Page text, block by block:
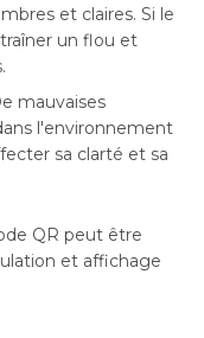
et claires. Si le
un flou et
mauvaises
l'environnement
sa clarté et sa
QR peut être
et affichage